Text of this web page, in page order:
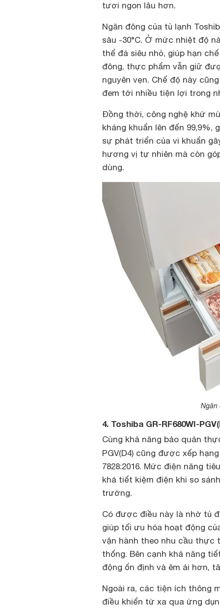
tươi ngon lâu hơn.
Ngăn đông của tủ lạnh
sâu -30°C. Ở mức nhiệt độ
thể đá siêu nhỏ, giúp hạn
đông, thực phẩm vẫn giữ
nguyên vẹn. Chế độ này
đem tới nhiều tiện lợi trong
Đồng thời, công nghệ khử
kháng khuẩn lên đến
sự phát triển của vi khuẩn
hương vị tự nhiên mà còn
dùng.
Ngăn
4. Toshiba GR-RF680WI-
Cùng khả năng bảo quản
PGV(D4) cũng được xếp
7828:2016. Mức điện năng
khá tiết kiệm điện khi so
trường.
Có được điều này là nhờ tủ
giúp tối ưu hóa hoạt động
vận hành theo nhu cầu thực
thống. Bên cạnh khả năng
động ổn định và êm ái hơn,
Ngoài ra, các tiện ích thông
điều khiển từ xa qua ứng